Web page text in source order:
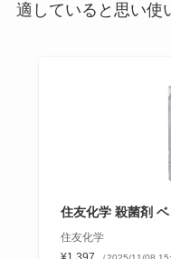
適していると思い使
住友化学 殺菌剤
住友化学